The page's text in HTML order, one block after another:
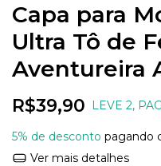
Capa para
Ultra Tô de
Aventureira
R$39,90 LEVE 2,
5% de desconto pagando
Ver mais detalhes